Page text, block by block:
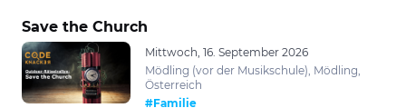
Save the Church
Mittwoch, 16. September 2026
Mödling (vor der Musikschule), Mödling,
Österreich
#Familie